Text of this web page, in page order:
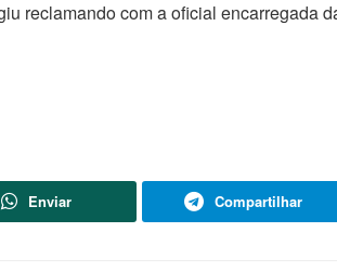
reclamando com a oficial encarregada
Enviar Compartilhar